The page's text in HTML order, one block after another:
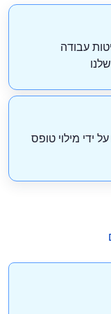
עבודה
ידי מילוי טופס